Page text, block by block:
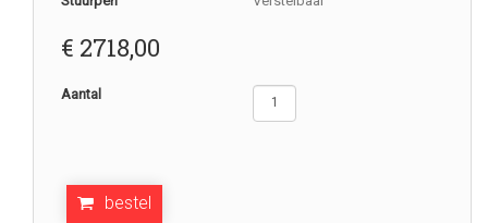
€ 2718,00
Aantal
bestel